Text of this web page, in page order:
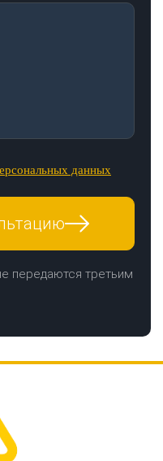
данных
передаются третьим